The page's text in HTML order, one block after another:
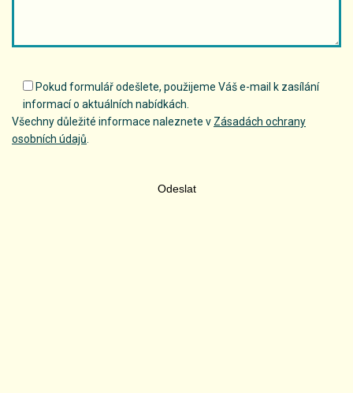
Pokud formulář odešlete, použijeme Váš e-mail k zasílání
informací o aktuálních nabídkách.
Všechny důležité informace naleznete v Zásadách ochrany
osobních údajů.